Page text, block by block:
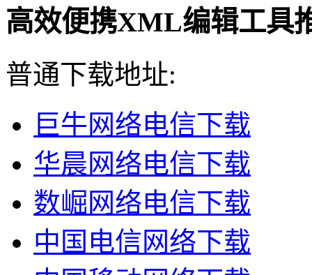
高效便携XML编辑工具
普通下载地址:
巨牛网络电信下载
华晨网络电信下载
数崛网络电信下载
中国电信网络下载